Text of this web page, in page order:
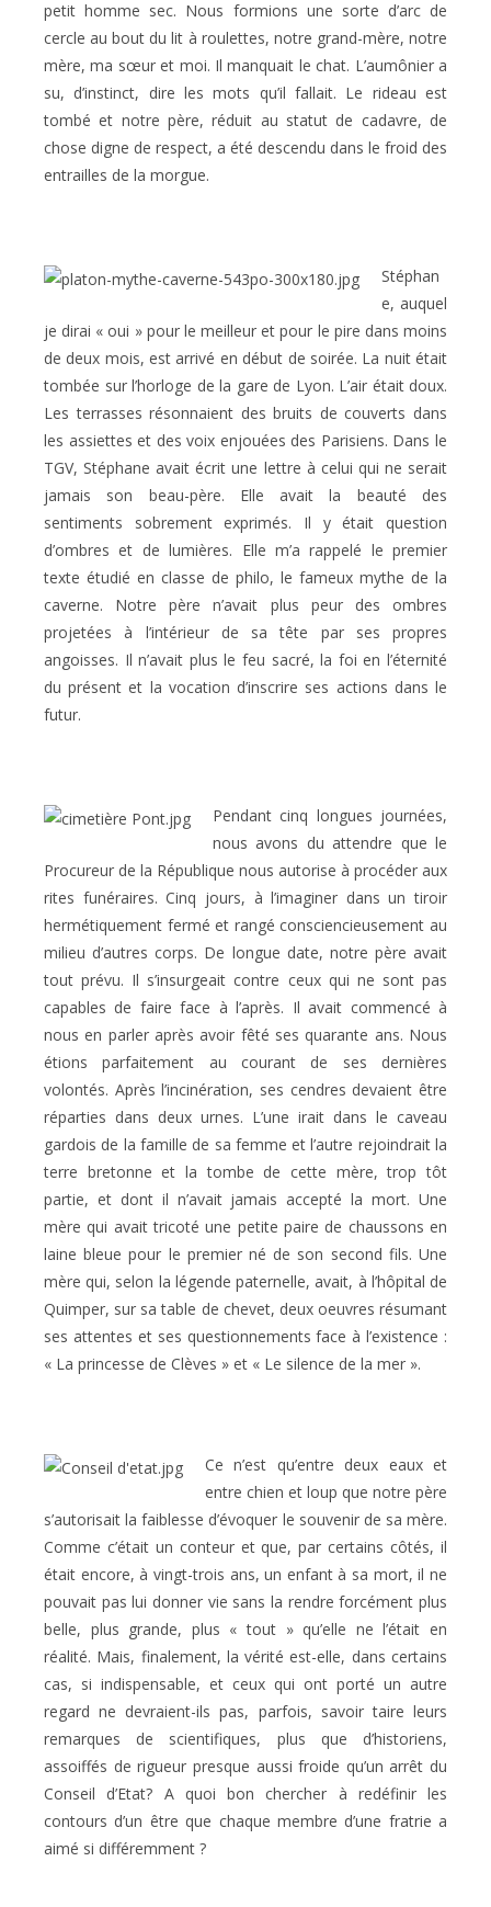
petit homme sec. Nous formions une sorte d’arc de
cercle au bout du lit à roulettes, notre grand-mère, notre
mère, ma sœur et moi. Il manquait le chat. L’aumônier a
su, d’instinct, dire les mots qu’il fallait. Le rideau est
tombé et notre père, réduit au statut de cadavre, de
chose digne de respect, a été descendu dans le froid des
entrailles de la morgue.
Stéphan
e, auquel
je dirai « oui » pour le meilleur et pour le pire dans moins
de deux mois, est arrivé en début de soirée. La nuit était
tombée sur l’horloge de la gare de Lyon. L’air était doux.
Les terrasses résonnaient des bruits de couverts dans
les assiettes et des voix enjouées des Parisiens. Dans le
TGV, Stéphane avait écrit une lettre à celui qui ne serait
jamais son beau-père. Elle avait la beauté des
sentiments sobrement exprimés. Il y était question
d’ombres et de lumières. Elle m’a rappelé le premier
texte étudié en classe de philo, le fameux mythe de la
caverne. Notre père n’avait plus peur des ombres
projetées à l’intérieur de sa tête par ses propres
angoisses. Il n’avait plus le feu sacré, la foi en l’éternité
du présent et la vocation d’inscrire ses actions dans le
futur.
Pendant cinq longues journées,
nous avons du attendre que le
Procureur de la République nous autorise à procéder aux
rites funéraires. Cinq jours, à l’imaginer dans un tiroir
hermétiquement fermé et rangé consciencieusement au
milieu d’autres corps. De longue date, notre père avait
tout prévu. Il s’insurgeait contre ceux qui ne sont pas
capables de faire face à l’après. Il avait commencé à
nous en parler après avoir fêté ses quarante ans. Nous
étions parfaitement au courant de ses dernières
volontés. Après l’incinération, ses cendres devaient être
réparties dans deux urnes. L’une irait dans le caveau
gardois de la famille de sa femme et l’autre rejoindrait la
terre bretonne et la tombe de cette mère, trop tôt
partie, et dont il n’avait jamais accepté la mort. Une
mère qui avait tricoté une petite paire de chaussons en
laine bleue pour le premier né de son second fils. Une
mère qui, selon la légende paternelle, avait, à l’hôpital de
Quimper, sur sa table de chevet, deux oeuvres résumant
ses attentes et ses questionnements face à l’existence :
« La princesse de Clèves » et « Le silence de la mer ».
Ce n’est qu’entre deux eaux et
entre chien et loup que notre père
s’autorisait la faiblesse d’évoquer le souvenir de sa mère.
Comme c’était un conteur et que, par certains côtés, il
était encore, à vingt-trois ans, un enfant à sa mort, il ne
pouvait pas lui donner vie sans la rendre forcément plus
belle, plus grande, plus « tout » qu’elle ne l’était en
réalité. Mais, finalement, la vérité est-elle, dans certains
cas, si indispensable, et ceux qui ont porté un autre
regard ne devraient-ils pas, parfois, savoir taire leurs
remarques de scientifiques, plus que d’historiens,
assoiffés de rigueur presque aussi froide qu’un arrêt du
Conseil d’Etat? A quoi bon chercher à redéfinir les
contours d’un être que chaque membre d’une fratrie a
aimé si différemment ?